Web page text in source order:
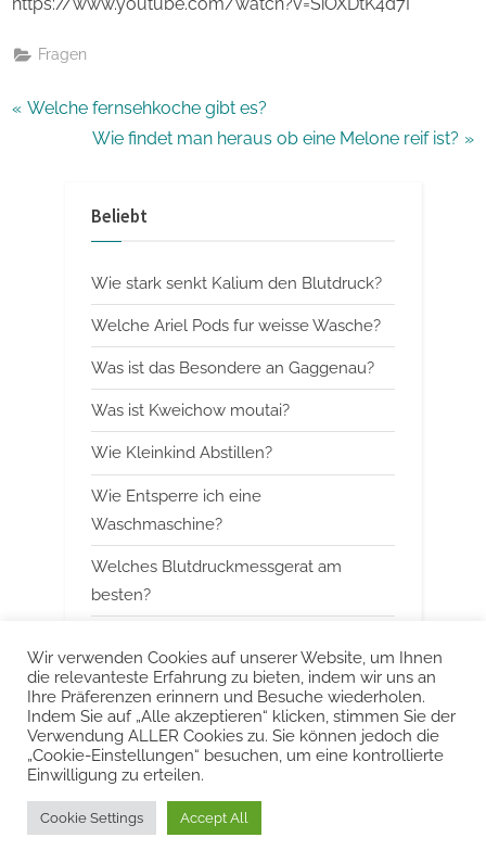
Fragen
Beitragsnavigation
P
Welche fernsehkoche gibt es?
N
t
o
s
t
Wie findet man heraus ob eine Melone reif ist?
Beliebt
Wie stark senkt Kalium den Blutdruck?
Welche Ariel Pods fur weisse Wasche?
Was ist das Besondere an Gaggenau?
Was ist Kweichow moutai?
Wie Kleinkind Abstillen?
Wie Entsperre ich eine
Waschmaschine?
Welches Blutdruckmessgerat am
besten?
Kann man Arbeitsspeicher kombinieren?
Was ist das Besondere an Smeg?
Urheberrecht © 2022 KurzeAntworten
Wir verwenden Cookies auf unserer Website, um Ihnen
die relevanteste Erfahrung zu bieten, indem wir uns an
Ihre Präferenzen erinnern und Besuche wiederholen.
Indem Sie auf „Alle akzeptieren“ klicken, stimmen Sie der
Verwendung ALLER Cookies zu. Sie können jedoch die
„Cookie-Einstellungen“ besuchen, um eine kontrollierte
Einwilligung zu erteilen.
Cookie Settings Accept All